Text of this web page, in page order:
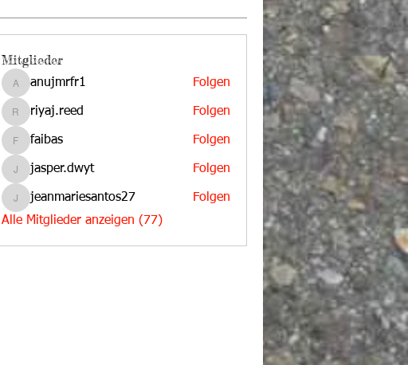
Mitglieder
anujmrfr1
anujmrfr1 Folgen
riyaj.reed
riyaj.reed Folgen
faibas
faibas Folgen
jasper.dwyt
jasper.dwyt Folgen
jeanmariesantos27
jeanmariesantos27
Folgen
Alle Mitglieder anzeigen (77)